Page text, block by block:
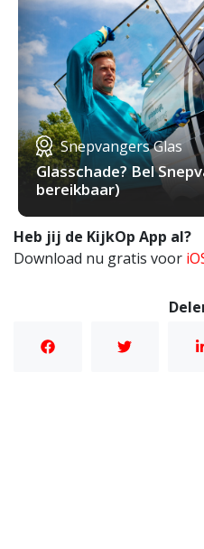
Snepvangers Glas
Glasschade? Bel
bereikbaar)
Heb jij de KijkOp App al?
Download nu gratis voor